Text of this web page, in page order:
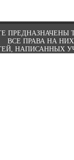
ПРЕДНАЗНАЧЕНЫ
ВСЕ ПРАВА НА
НАПИСАННЫХ